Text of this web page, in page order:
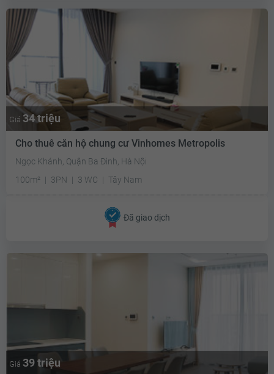
Giá 34 triệu
Cho thuê căn hộ chung cư Vinhomes Metropolis
Ngọc Khánh, Quận Ba Đình, Hà Nội
100m²
3PN 3 WC Tây Nam
Đã giao dịch
Giá 39 triệu